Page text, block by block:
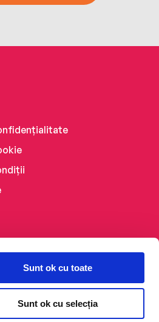
Sunt ok cu toate
Sunt ok cu selecția